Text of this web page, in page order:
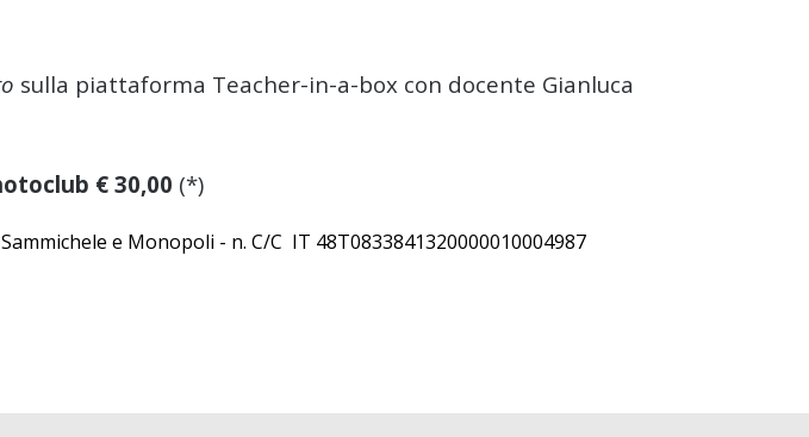
sulla piattaforma Teacher-in-a-box con docente Gianluca
€ 30,00 (*)
e Monopoli - n. C/C IT 48T0833841320000010004987